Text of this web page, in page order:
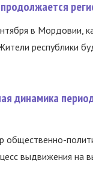
в Мордовии,
республики
динамика
общественно-
выдвижения на